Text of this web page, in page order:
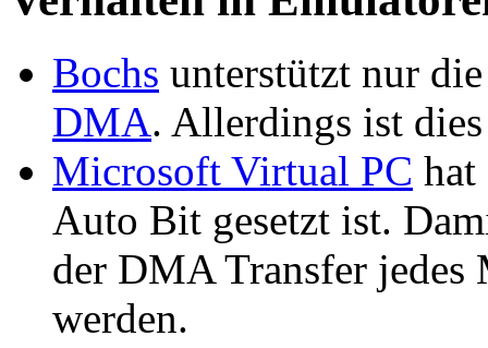
Bochs unterstützt nur
DMA. Allerdings ist
Microsoft Virtual PC
Auto Bit gesetzt ist.
der DMA Transfer
werden.